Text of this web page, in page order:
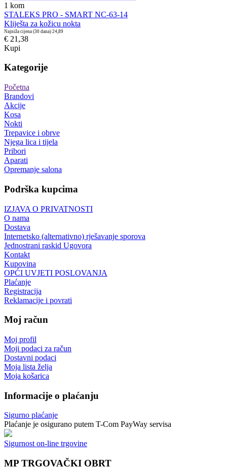
1 kom
STALEKS PRO - SMART NC-63-14
Kliješta za kožicu nokta
Najniža cijena (30 dana) 24,89
€ 21,38
Kupi
Kategorije
Početna
Brandovi
Akcije
Kosa
Nokti
Trepavice i obrve
Njega lica i tijela
Pribori
Aparati
Opremanje salona
Podrška kupcima
IZJAVA O PRIVATNOSTI
O nama
Dostava
Internetsko (alternativno) rješavanje sporova
Jednostrani raskid Ugovora
Kontakt
Kupovina
OPĆI UVJETI POSLOVANJA
Plaćanje
Registracija
Reklamacije i povrati
Moj račun
Moj profil
Moji podaci za račun
Dostavni podaci
Moja lista želja
Moja košarica
Informacije o plaćanju
Sigurno plaćanje
Plaćanje je osigurano putem T-Com PayWay servisa
Sigurnost on-line trgovine
MP TRGOVAČKI OBRT